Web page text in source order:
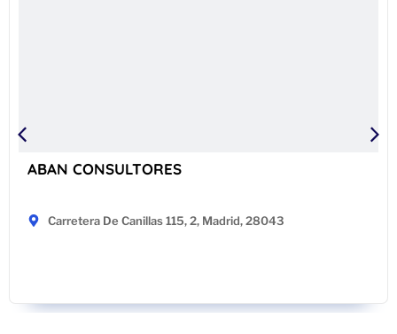
ABAN CONSULTORES
Carretera De Canillas 115, 2, Madrid, 28043